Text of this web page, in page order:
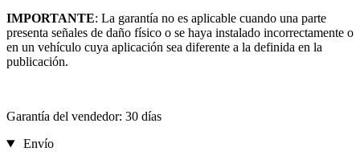
IMPORTANTE: La garantía no es aplicable cuando una parte
presenta señales de daño físico o se haya instalado incorrectamente o
en un vehículo cuya aplicación sea diferente a la definida en la
publicación.
Garantía del vendedor: 30 días
Envío